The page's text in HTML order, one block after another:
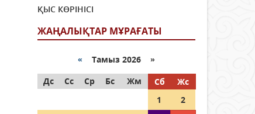
ҚЫС КӨРІНІСІ
ЖАҢАЛЫҚТАР МҰРАҒАТЫ
« Тамыз 2026 »
Дс
Сс Ср Бс Жм Сб
Жс
1
2